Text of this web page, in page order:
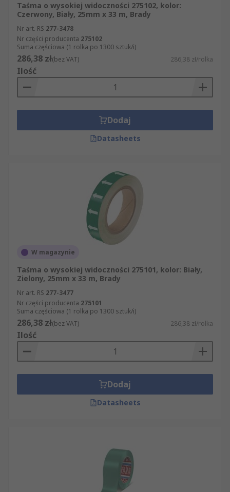
Taśma o wysokiej widoczności 275102, kolor:
Czerwony, Biały, 25mm x 33 m, Brady
Nr art. RS 277-3478
Nr części producenta 275102
Suma częściowa (1 rolka po 1300 sztuk/i)
286,38 zł(bez VAT) 286,38 zł/rolka
Ilość
Dodaj
Datasheets
W magazynie
Taśma o wysokiej widoczności 275101, kolor: Biały,
Zielony, 25mm x 33 m, Brady
Nr art. RS 277-3477
Nr części producenta 275101
Suma częściowa (1 rolka po 1300 sztuk/i)
286,38 zł(bez VAT) 286,38 zł/rolka
Ilość
Dodaj
Datasheets